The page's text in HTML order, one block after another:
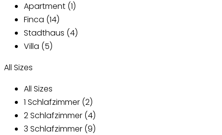
Apartment (1)
Finca (14)
Stadthaus (4)
Villa (5)
All Sizes
All Sizes
1 Schlafzimmer (2)
2 Schlafzimmer (4)
3 Schlafzimmer (9)